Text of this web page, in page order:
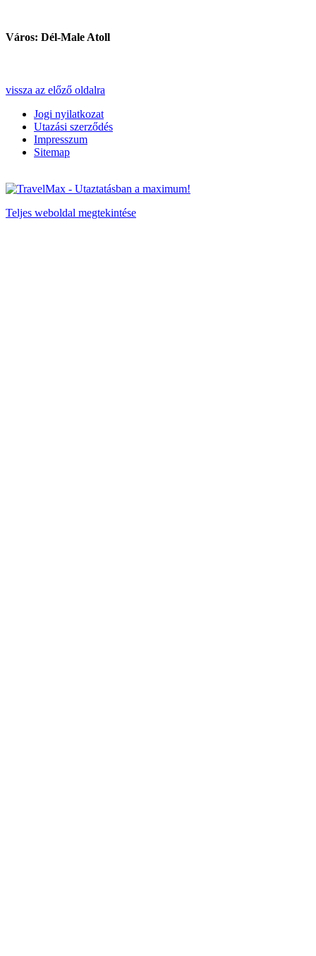
Város: Dél-Male Atoll
vissza az előző oldalra
Jogi nyilatkozat
Utazási szerződés
Impresszum
Sitemap
Teljes weboldal megtekintése